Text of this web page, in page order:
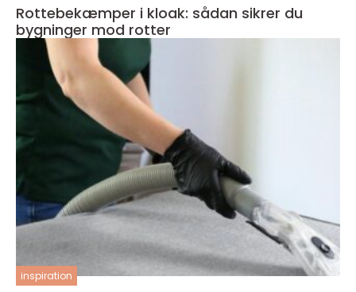
Rottebekæmper i kloak: sådan sikrer du
bygninger mod rotter
inspiration